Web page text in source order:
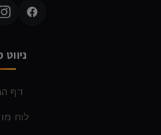
ניווט
דף
לוח